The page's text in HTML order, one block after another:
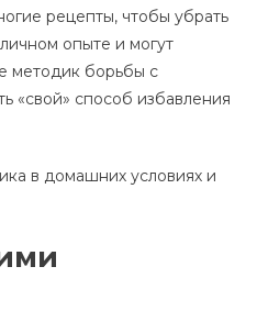
рецепты, чтобы убрать
опыте и могут
методик борьбы с
«свой» способ избавления